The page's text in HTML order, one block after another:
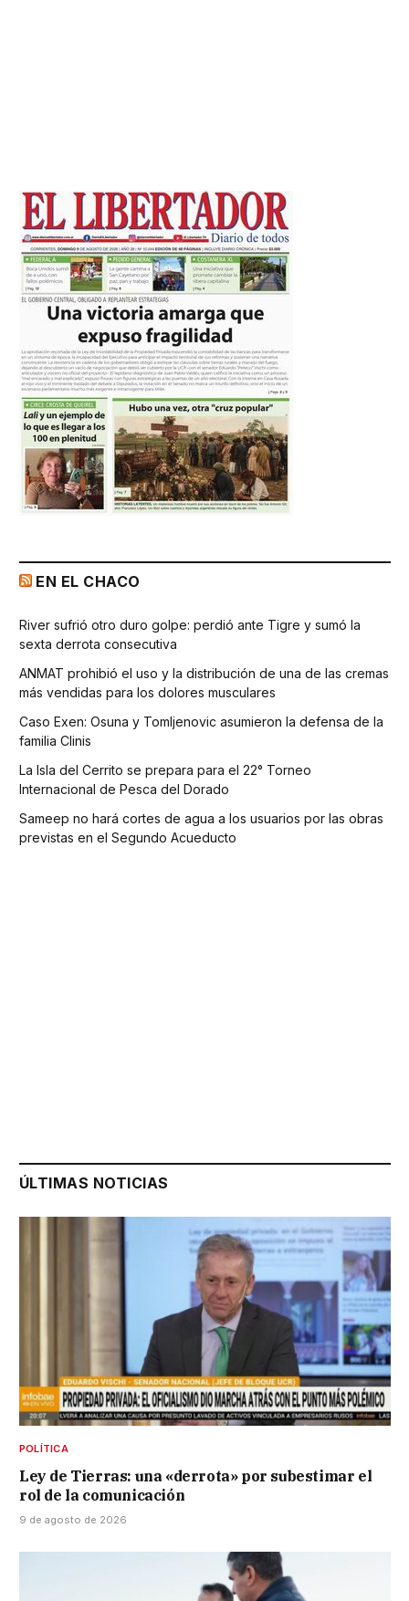
EN EL CHACO
River sufrió otro duro golpe: perdió ante Tigre y sumó la
sexta derrota consecutiva
ANMAT prohibió el uso y la distribución de una de las cremas
más vendidas para los dolores musculares
Caso Exen: Osuna y Tomljenovic asumieron la defensa de la
familia Clinis
La Isla del Cerrito se prepara para el 22° Torneo
Internacional de Pesca del Dorado
Sameep no hará cortes de agua a los usuarios por las obras
previstas en el Segundo Acueducto
ÚLTIMAS NOTICIAS
POLÍTICA
Ley de Tierras: una «derrota» por subestimar el
rol de la comunicación
9 de agosto de 2026